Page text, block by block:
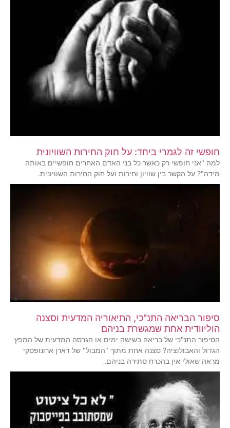
חופשי זה לגמרי ביחד: על חוק החירות השוויונית
למה "אני חופשי רק כאשר כל בני האדם האחרים חופשיים באותה
מידה"? על הקשר בין שוויון וחירות ועל חוק החירות השוויונית.
סיפור הבריאה התנ"כי, התיאוריה המדעית וסצנה
הוליוודית אחת שמגשרת בניהם
הסיפור התנ"כי של בריאה בשישה ימים או הגרסה המדעית של המפץ
הגדול והאבולוציה? סצנה אחת מתוך "המבול" של דארן ארונופסקי
מראה שאולי אין בהכרח סתירה בניהם.